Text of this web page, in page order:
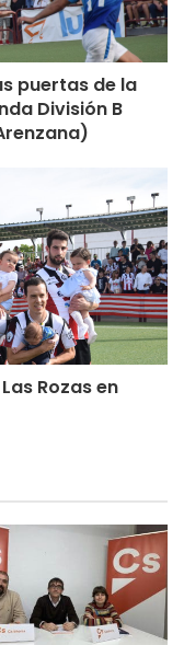
puertas de la
División B
Rozas en